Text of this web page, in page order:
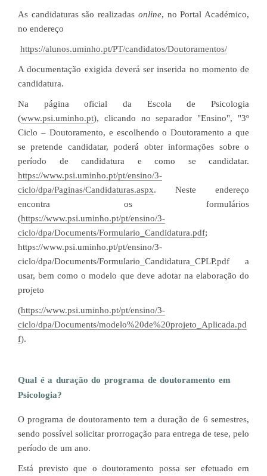
As candidaturas são realizadas online, no Portal Académico,
no endereço
https://alunos.uminho.pt/PT/candidatos/Doutoramentos/
A documentação exigida deverá ser inserida no momento de
candidatura.
Na página oficial da Escola de Psicologia
(www.psi.uminho.pt), clicando no separador "Ensino", "3º
Ciclo – Doutoramento, e escolhendo o Doutoramento a que
se pretende candidatar, poderá obter informações sobre o
período de candidatura e como se candidatar.
https://www.psi.uminho.pt/pt/ensino/3-
ciclo/dpa/Paginas/Candidaturas.aspx. Neste endereço
encontra os formulários
(https://www.psi.uminho.pt/pt/ensino/3-
ciclo/dpa/Documents/Formulario_Candidatura.pdf;
https://www.psi.uminho.pt/pt/ensino/3-
ciclo/dpa/Documents/Formulario_Candidatura_CPLP.pdf a
usar, bem como o modelo que deve adotar na elaboração do
projeto
(https://www.psi.uminho.pt/pt/ensino/3-
ciclo/dpa/Documents/modelo%20de%20projeto_Aplicada.pd
f).
Qual é a duração do programa de doutoramento em
Psicologia?
O programa de doutoramento tem a duração de 6 semestres,
sendo possível solicitar prorrogação para entrega de tese, pelo
período de um ano.
Está previsto que o doutoramento possa ser efetuado em